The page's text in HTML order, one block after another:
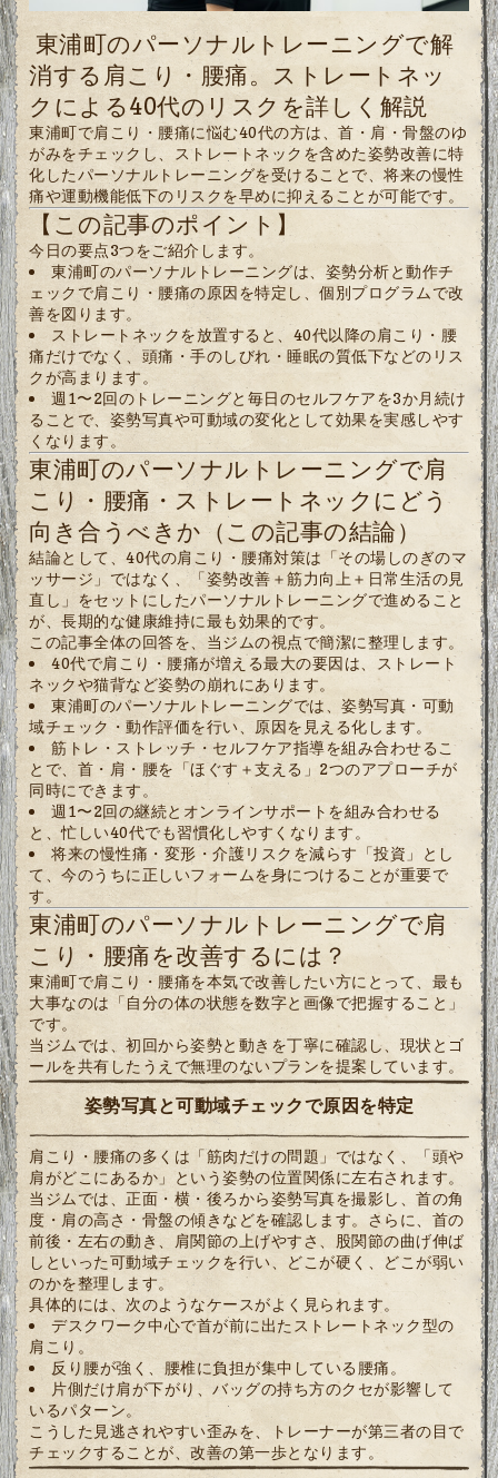
東浦町のパーソナルトレーニングで解
消する肩こり・腰痛。ストレートネッ
クによる40代のリスクを詳しく解説
東浦町で肩こり・腰痛に悩む40代の方は、首・肩・骨盤のゆ
がみをチェックし、ストレートネックを含めた姿勢改善に特
化したパーソナルトレーニングを受けることで、将来の慢性
痛や運動機能低下のリスクを早めに抑えることが可能です。
【この記事のポイント】
今日の要点3つをご紹介します。
東浦町のパーソナルトレーニングは、姿勢分析と動作チ
ェックで肩こり・腰痛の原因を特定し、個別プログラムで改
善を図ります。
ストレートネックを放置すると、40代以降の肩こり・腰
痛だけでなく、頭痛・手のしびれ・睡眠の質低下などのリス
クが高まります。
週1〜2回のトレーニングと毎日のセルフケアを3か月続け
ることで、姿勢写真や可動域の変化として効果を実感しやす
くなります。
東浦町のパーソナルトレーニングで肩
こり・腰痛・ストレートネックにどう
向き合うべきか（この記事の結論）
結論として、40代の肩こり・腰痛対策は「その場しのぎのマ
ッサージ」ではなく、「姿勢改善＋筋力向上＋日常生活の見
直し」をセットにしたパーソナルトレーニングで進めること
が、長期的な健康維持に最も効果的です。
この記事全体の回答を、当ジムの視点で簡潔に整理します。
40代で肩こり・腰痛が増える最大の要因は、ストレート
ネックや猫背など姿勢の崩れにあります。
東浦町のパーソナルトレーニングでは、姿勢写真・可動
域チェック・動作評価を行い、原因を見える化します。
筋トレ・ストレッチ・セルフケア指導を組み合わせるこ
とで、首・肩・腰を「ほぐす＋支える」2つのアプローチが
同時にできます。
週1〜2回の継続とオンラインサポートを組み合わせる
と、忙しい40代でも習慣化しやすくなります。
将来の慢性痛・変形・介護リスクを減らす「投資」とし
て、今のうちに正しいフォームを身につけることが重要で
す。
東浦町のパーソナルトレーニングで肩
こり・腰痛を改善するには？
東浦町で肩こり・腰痛を本気で改善したい方にとって、最も
大事なのは「自分の体の状態を数字と画像で把握すること」
です。
当ジムでは、初回から姿勢と動きを丁寧に確認し、現状とゴ
ールを共有したうえで無理のないプランを提案しています。
姿勢写真と可動域チェックで原因を特定
肩こり・腰痛の多くは「筋肉だけの問題」ではなく、「頭や
肩がどこにあるか」という姿勢の位置関係に左右されます。
当ジムでは、正面・横・後ろから姿勢写真を撮影し、首の角
度・肩の高さ・骨盤の傾きなどを確認します。さらに、首の
前後・左右の動き、肩関節の上げやすさ、股関節の曲げ伸ば
しといった可動域チェックを行い、どこが硬く、どこが弱い
のかを整理します。
具体的には、次のようなケースがよく見られます。
デスクワーク中心で首が前に出たストレートネック型の
肩こり。
反り腰が強く、腰椎に負担が集中している腰痛。
片側だけ肩が下がり、バッグの持ち方のクセが影響して
いるパターン。
こうした見逃されやすい歪みを、トレーナーが第三者の目で
チェックすることが、改善の第一歩となります。